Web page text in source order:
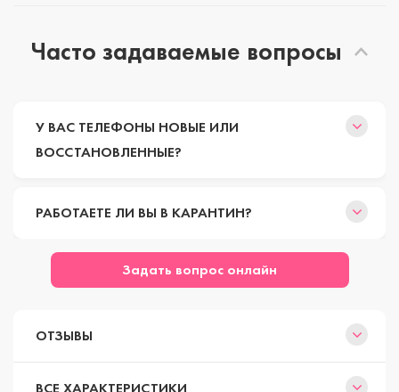
Часто задаваемые вопросы
У ВАС ТЕЛЕФОНЫ НОВЫЕ ИЛИ
ВОССТАНОВЛЕННЫЕ?
РАБОТАЕТЕ ЛИ ВЫ В КАРАНТИН?
Задать вопрос онлайн
ОТЗЫВЫ
ВСЕ ХАРАКТЕРИСТИКИ